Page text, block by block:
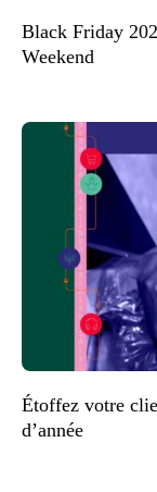
Black Friday
Weekend
Étoffez votre
d’année